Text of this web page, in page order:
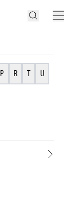
P R T U